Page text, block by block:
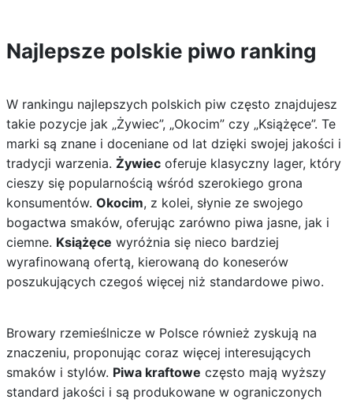
Najlepsze polskie piwo ranking
W rankingu najlepszych polskich piw często znajdujesz
takie pozycje jak „Żywiec”, „Okocim” czy „Książęce”. Te
marki są znane i doceniane od lat dzięki swojej jakości i
tradycji warzenia. Żywiecoferuje klasyczny lager, który
cieszy się popularnością wśród szerokiego grona
konsumentów. Okocim, z kolei, słynie ze swojego
bogactwa smaków, oferując zarówno piwa jasne, jak i
ciemne. Książęce wyróżnia się nieco bardziej
wyrafinowaną ofertą, kierowaną do koneserów
poszukujących czegoś więcej niż standardowe piwo.
Browary rzemieślnicze w Polsce również zyskują na
znaczeniu, proponując coraz więcej interesujących
smaków i stylów. Piwa kraftowe często mają wyższy
standard jakości i są produkowane w ograniczonych